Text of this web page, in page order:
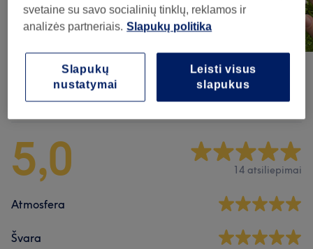
Atsiliepimai apie saloną
5,0 14 atsiliepimai
Atmosfera
Švara
svetaine su savo socialinių tinklų, reklamos ir
analizės partneriais. Slapukų politika
Leisti visus
slapukus
Slapukų
nustatymai